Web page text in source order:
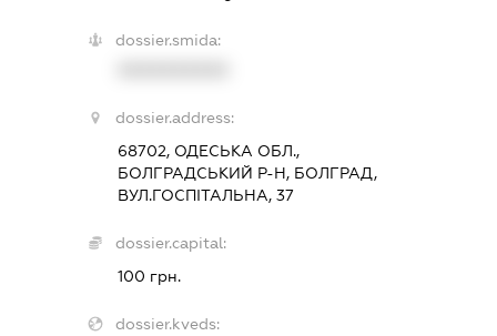
dossier.smida:
dossier.address:
68702, ОДЕСЬКА ОБЛ.,
БОЛГРАДСЬКИЙ Р-Н, БОЛГРАД,
ВУЛ.ГОСПІТАЛЬНА, 37
dossier.capital:
100 грн.
dossier.kveds: